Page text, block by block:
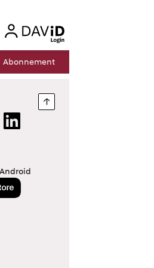
login
Abonnement
Nach oben springen
LinkedIn
Store